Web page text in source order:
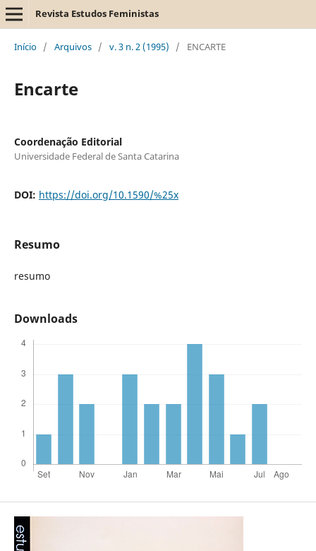
Revista Estudos Feministas
Início / Arquivos / v. 3 n. 2 (1995) / ENCARTE
Encarte
Coordenação Editorial
Universidade Federal de Santa Catarina
DOI: https://doi.org/10.1590/%25x
Resumo
resumo
Downloads